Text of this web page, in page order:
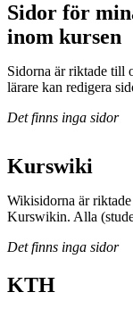
Sidor för
inom kursen
Sidorna är riktade till
lärare kan redigera
Det finns inga sidor
Kurswiki
Wikisidorna är
Kurswikin. Alla
Det finns inga sidor
KTH